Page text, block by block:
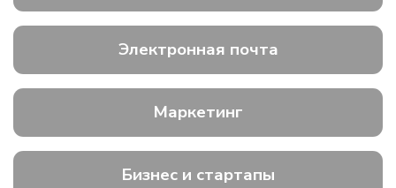
Электронная почта
Маркетинг
Бизнес и стартапы